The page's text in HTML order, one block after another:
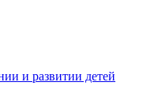
и развитии детей